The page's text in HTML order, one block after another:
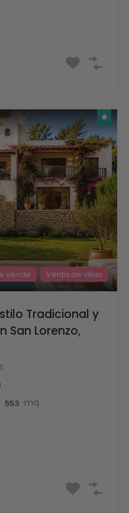
vende Venta de villas
Tradicional y
San Lorenzo,
553 mq